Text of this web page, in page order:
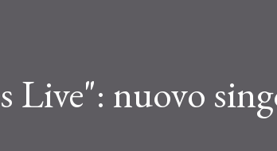
Live": nuovo